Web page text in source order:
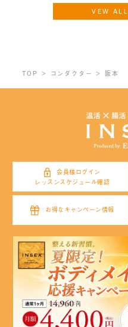
VEW ALL
TOP コンダクター 阪本
会員様ログイン
レッスンスケジュール確認
お得なキャンペーン情報